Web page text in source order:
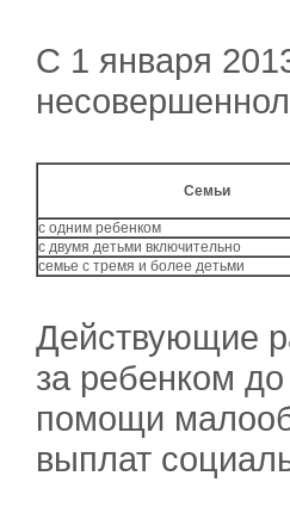
С 1 января
Семьи
с одним ребенком
с двумя детьми включительно
семье с тремя и более детьми
Действующие
за ребенком
помощи
выплат